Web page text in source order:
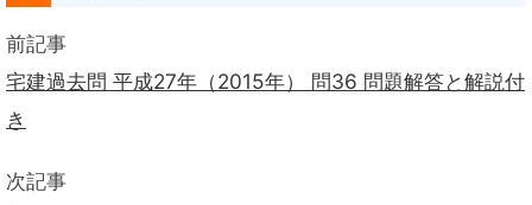
前記事
宅建過去問 平成27年（2015年） 問36 問題解答と解説付
き
次記事